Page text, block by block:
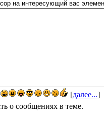
[далее...]
о сообщениях в теме.